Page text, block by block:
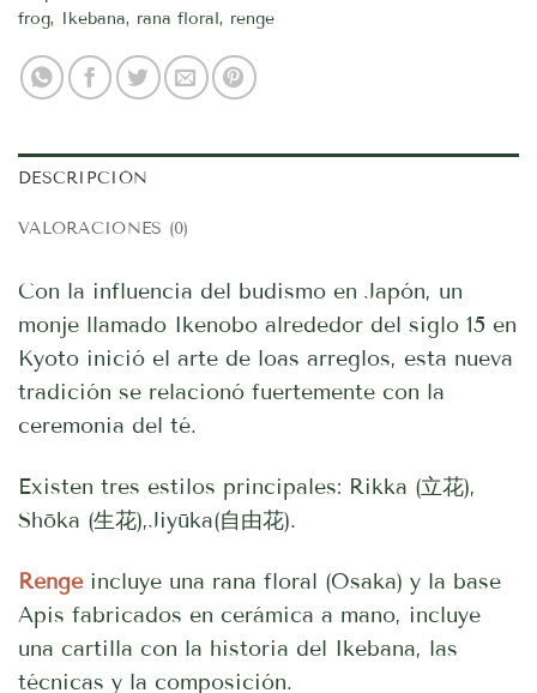
frog, Ikebana, rana floral, renge
DESCRIPCIÓN
VALORACIONES (0)
Con la influencia del budismo en Japón, un
monje llamado Ikenobo alrededor del siglo 15 en
Kyoto inició el arte de loas arreglos, esta nueva
tradición se relacionó fuertemente con la
ceremonia del té.
Existen tres estilos principales: Rikka (立花),
Shōka (生花),Jiyūka(自由花).
Rengeincluye una rana floral (Osaka) y la base
Apis fabricados en cerámica a mano, incluye
una cartilla con la historia del Ikebana, las
técnicas y la composición.